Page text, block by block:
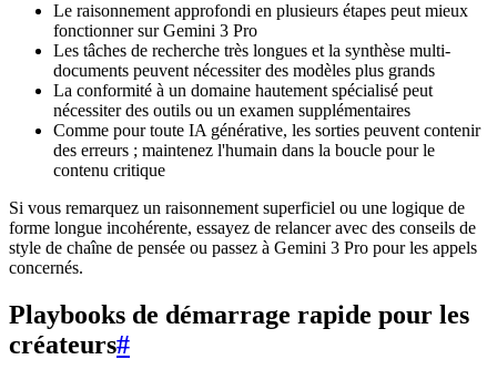
Le raisonnement approfondi en plusieurs étapes peut mieux
fonctionner sur Gemini 3 Pro
Les tâches de recherche très longues et la synthèse multi-
documents peuvent nécessiter des modèles plus grands
La conformité à un domaine hautement spécialisé peut
nécessiter des outils ou un examen supplémentaires
Comme pour toute IA générative, les sorties peuvent contenir
des erreurs ; maintenez l'humain dans la boucle pour le
contenu critique
Si vous remarquez un raisonnement superficiel ou une logique de
forme longue incohérente, essayez de relancer avec des conseils de
style de chaîne de pensée ou passez à Gemini 3 Pro pour les appels
concernés.
Playbooks de démarrage rapide pour les
créateurs#